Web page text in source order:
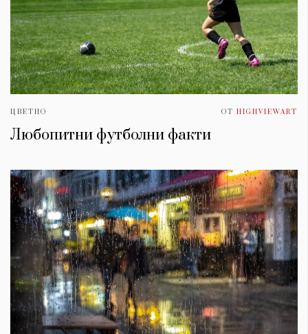
ЦВЕТНО ОТ HIGHVIEWART
Любопитни футболни факти